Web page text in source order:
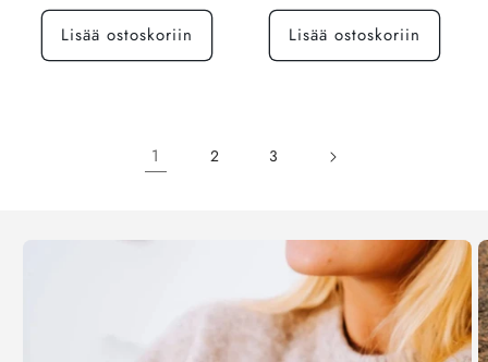
Lisää ostoskoriin Lisää ostoskoriin
1 2 3